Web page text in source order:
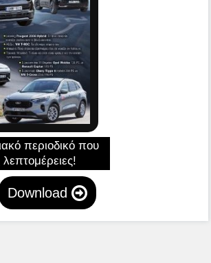
περιοδικό που
λεπτομέρειες!
Download